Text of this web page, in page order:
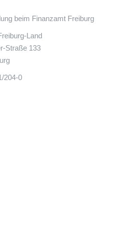
beim Finanzamt Freiburg
Land
Straße 133
204-0